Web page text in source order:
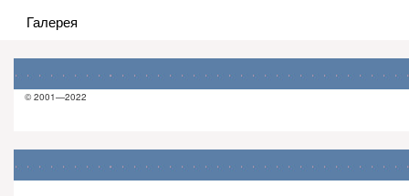
Галерея
© 2001—2022